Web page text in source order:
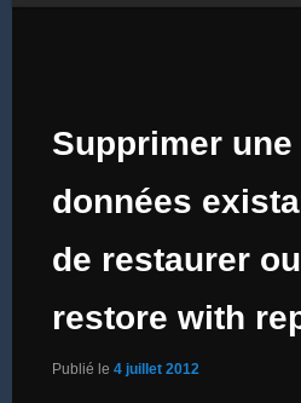
Supprimer une
données
de restaurer
restore with
Publié le 4 juillet 2012